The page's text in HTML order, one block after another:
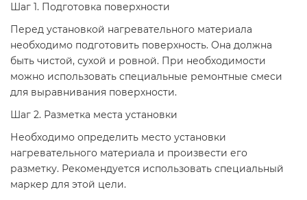
Шаг 1. Подготовка поверхности
Перед установкой нагревательного материала
необходимо подготовить поверхность. Она должна
быть чистой, сухой и ровной. При необходимости
можно использовать специальные ремонтные смеси
для выравнивания поверхности.
Шаг 2. Разметка места установки
Необходимо определить место установки
нагревательного материала и произвести его
разметку. Рекомендуется использовать специальный
маркер для этой цели.